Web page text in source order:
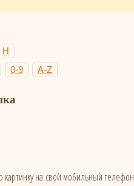
Н
0-9 A-Z
на свой мобильный телефон